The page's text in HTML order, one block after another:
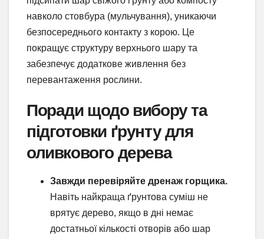
навколо стовбура (мульчування), уникаючи
безпосереднього контакту з корою. Це
покращує структуру верхнього шару та
забезпечує додаткове живлення без
перевантаження рослини.
Поради щодо вибору та
підготовки ґрунту для
оливкового дерева
Завжди перевіряйте дренаж горщика.
Навіть найкраща ґрунтова суміш не
врятує дерево, якщо в дні немає
достатньої кількості отворів або шар